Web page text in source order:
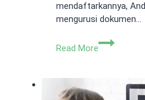
mendaftarkannya,
mengurusi dokumen…
Read More
Surat
Pajak,